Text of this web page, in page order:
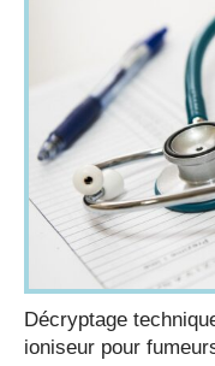
Décryptage
ioniseur pour